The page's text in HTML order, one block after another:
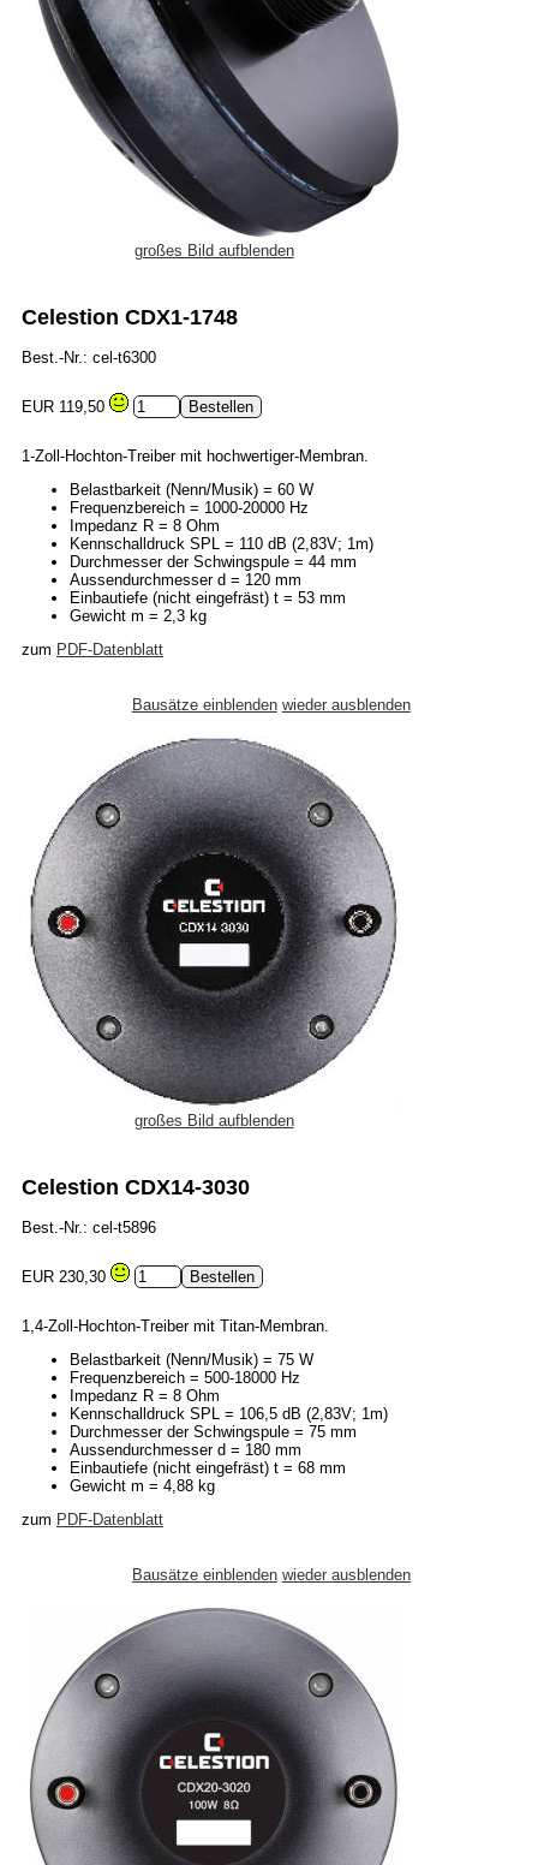
großes Bild aufblenden
Celestion CDX1-1748
Best.-Nr.: cel-t6300
EUR 119,50
1-Zoll-Hochton-Treiber mit hochwertiger-Membran.
Belastbarkeit (Nenn/Musik) = 60 W
Frequenzbereich = 1000-20000 Hz
Impedanz R = 8 Ohm
Kennschalldruck SPL = 110 dB (2,83V; 1m)
Durchmesser der Schwingspule = 44 mm
Aussendurchmesser d = 120 mm
Einbautiefe (nicht eingefräst) t = 53 mm
Gewicht m = 2,3 kg
zum PDF-Datenblatt
Bausätze einblenden wieder ausblenden
großes Bild aufblenden
Celestion CDX14-3030
Best.-Nr.: cel-t5896
EUR 230,30
1,4-Zoll-Hochton-Treiber mit Titan-Membran.
Belastbarkeit (Nenn/Musik) = 75 W
Frequenzbereich = 500-18000 Hz
Impedanz R = 8 Ohm
Kennschalldruck SPL = 106,5 dB (2,83V; 1m)
Durchmesser der Schwingspule = 75 mm
Aussendurchmesser d = 180 mm
Einbautiefe (nicht eingefräst) t = 68 mm
Gewicht m = 4,88 kg
zum PDF-Datenblatt
Bausätze einblenden wieder ausblenden